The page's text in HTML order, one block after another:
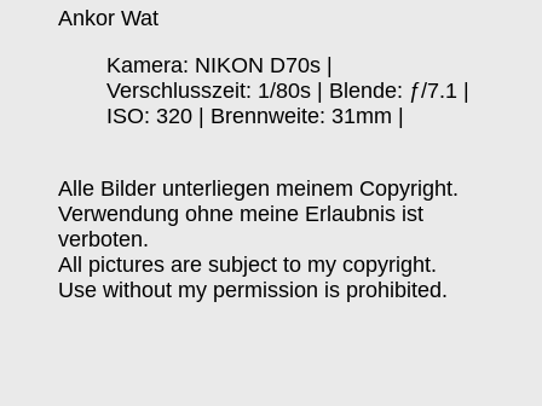
Ankor Wat
Kamera: NIKON D70s |
Verschlusszeit: 1/80s | Blende: ƒ/7.1 |
ISO: 320 | Brennweite: 31mm |
Alle Bilder unterliegen meinem Copyright.
Verwendung ohne meine Erlaubnis ist
verboten.
All pictures are subject to my copyright.
Use without my permission is prohibited.